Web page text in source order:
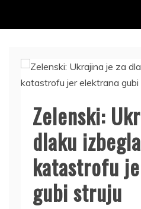
Zelenski:
dlaku
katastrofu
gubi struju